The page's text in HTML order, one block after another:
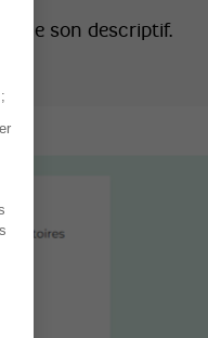
que son descriptif.